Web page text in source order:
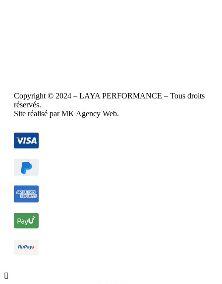
Copyright © 2024 – LAYA PERFORMANCE – Tous droits
réservés.
Site réalisé par MK Agency Web.